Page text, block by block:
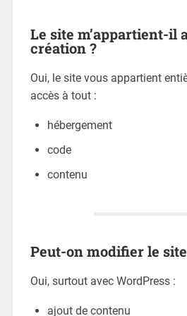
Le site m’appartient-il
création ?
Oui, le site vous appartient
accès à tout :
hébergement
code
contenu
Peut-on modifier le
Oui, surtout avec WordPress :
ajout de contenu